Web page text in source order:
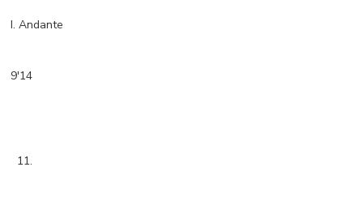
I. Andante
9'14
11.